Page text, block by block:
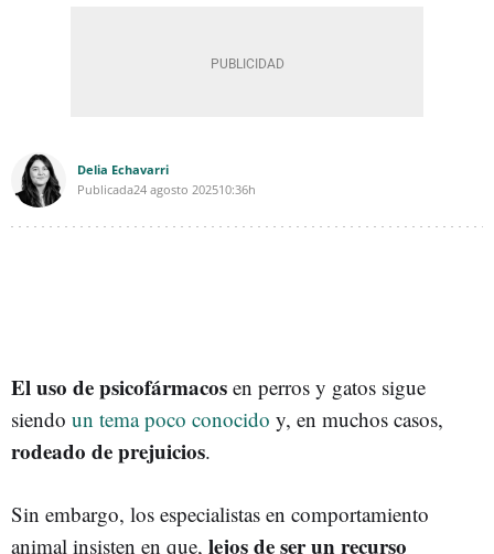
Delia Echavarri
Publicada24 agosto 202510:36h
El uso de psicofármacos en perros y gatos sigue
siendo un tema poco conocido y, en muchos casos,
rodeado de prejuicios.
Sin embargo, los especialistas en comportamiento
animal insisten en que, lejos de ser un recurso